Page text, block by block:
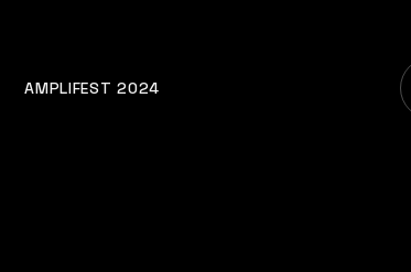
AMPLIFEST 2024